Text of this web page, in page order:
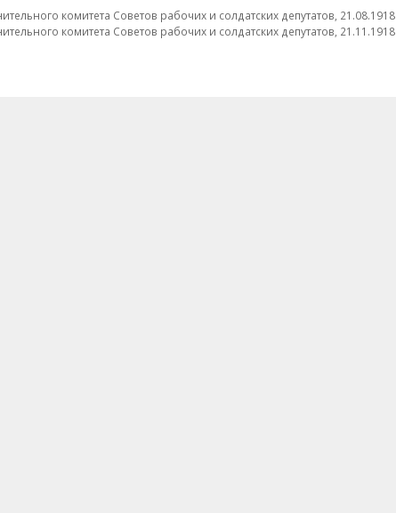
комитета Советов рабочих и солдатских депутатов, 21.08.1918
комитета Советов рабочих и солдатских депутатов, 21.11.1918